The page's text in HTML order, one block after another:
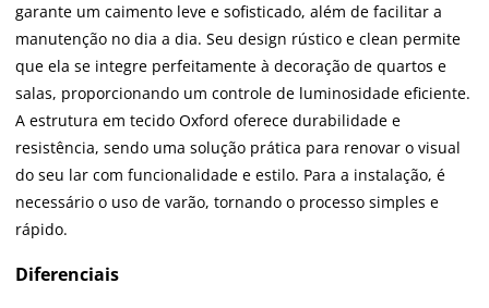
garante um caimento leve e sofisticado, além de facilitar a
manutenção no dia a dia. Seu design rústico e clean permite
que ela se integre perfeitamente à decoração de quartos e
salas, proporcionando um controle de luminosidade eficiente.
A estrutura em tecido Oxford oferece durabilidade e
resistência, sendo uma solução prática para renovar o visual
do seu lar com funcionalidade e estilo. Para a instalação, é
necessário o uso de varão, tornando o processo simples e
rápido.
Diferenciais